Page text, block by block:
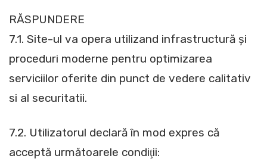
RĂSPUNDERE
7.1. Site-ul va opera utilizand infrastructură și
proceduri moderne pentru optimizarea
serviciilor oferite din punct de vedere calitativ
si al securitatii.
7.2. Utilizatorul declară în mod expres că
acceptă următoarele condiţii: